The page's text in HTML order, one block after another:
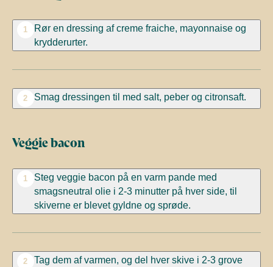
1
Rør en dressing af creme fraiche, mayonnaise og
krydderurter.
2 Smag dressingen til med salt, peber og citronsaft.
Veggie bacon
1
Steg veggie bacon på en varm pande med
smagsneutral olie i 2-3 minutter på hver side, til
skiverne er blevet gyldne og sprøde.
2
Tag dem af varmen, og del hver skive i 2-3 grove